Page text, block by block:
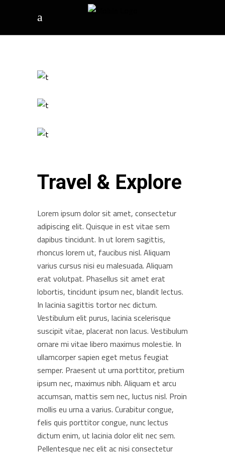
Travel & Explore
Lorem ipsum dolor sit amet, consectetur
adipiscing elit. Quisque in est vitae sem
dapibus tincidunt. In ut lorem sagittis,
rhoncus lorem ut, faucibus nisl. Aliquam
varius cursus nisi eu malesuada. Aliquam
erat volutpat. Phasellus sit amet erat
lobortis, tincidunt ipsum nec, blandit lectus.
In lacinia sagittis tortor nec dictum.
Vestibulum elit purus, lacinia scelerisque
suscipit vitae, placerat non lacus. Vestibulum
ornare mi vitae libero maximus molestie. In
ullamcorper sapien eget metus feugiat
semper. Praesent ut urna porttitor, pretium
ipsum nec, maximus nibh. Aliquam et arcu
accumsan, mattis sem nec, luctus nisl. Proin
mollis eu urna a varius. Curabitur congue,
felis quis porttitor congue, nunc lectus
dictum enim, ut lacinia dolor elit nec sem.
Pellentesque nec elit ac nisi consectetur